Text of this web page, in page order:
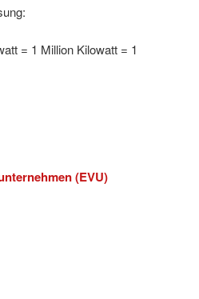
= 1 Million Kilowatt = 1
(EVU)